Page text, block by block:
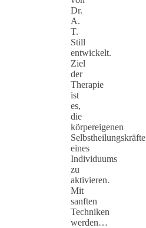
Dr.
A.
T.
Still
entwickelt.
Ziel
der
Therapie
ist
es,
die
körpereigenen
Selbstheilungskräfte
eines
Individuums
zu
aktivieren.
Mit
sanften
Techniken
werden…